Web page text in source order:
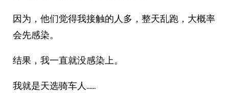
因为，他们觉得我接触的人多，整天乱跑，大概率
会先感染。
结果，我一直就没感染上。
我就是天选骑车人……